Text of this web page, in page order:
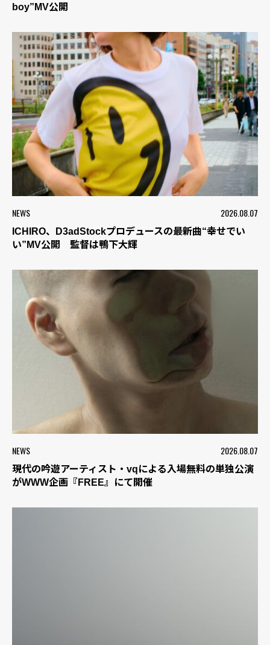
boy”MV公開
NEWS 2026.08.07
ICHIRO、D3adStockプロデュースの最新曲“幸せでい
い”MV公開 監督は鴨下大輝
NEWS 2026.08.07
現代の吟遊アーティスト・vqによる入場無料の単独公演
がWWW企画『FREE』にて開催